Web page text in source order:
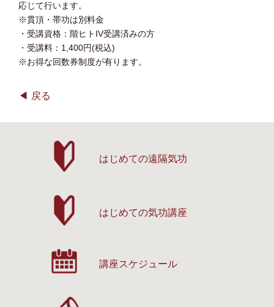
応じて行います。
※貫頂・帯功は別料金
・受講資格：階ヒトIV受講済みの方
・受講料：1,400円(税込)
※お得な回数券制度が有ります。
戻る
はじめての遠隔気功
はじめての気功講座
講座スケジュール